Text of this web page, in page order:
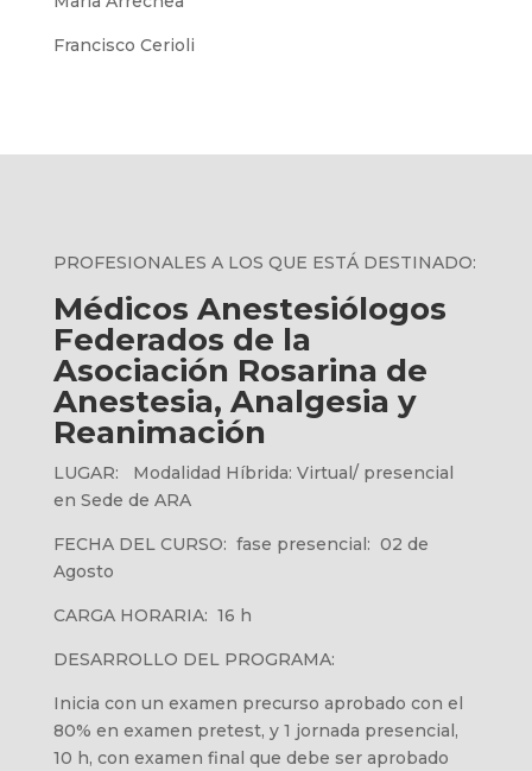
Francisco Cerioli
PROFESIONALES A LOS QUE ESTÁ DESTINADO:
Médicos Anestesiólogos
Federados de la
Asociación Rosarina de
Anestesia, Analgesia y
Reanimación
LUGAR:
Modalidad Híbrida: Virtual/ presencial
en Sede de ARA
FECHA DEL CURSO: fase presencial: 02 de
Agosto
CARGA HORARIA: 16 h
DESARROLLO DEL PROGRAMA:
Inicia con un examen precurso aprobado con el
80% en examen pretest, y 1 jornada presencial,
10 h, con examen final que debe ser aprobado